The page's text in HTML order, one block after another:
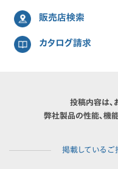
販売店検索
カタログ請求
投稿内容は、
弊社製品の性能、機